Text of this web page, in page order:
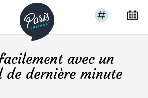
avec un
de dernière minute